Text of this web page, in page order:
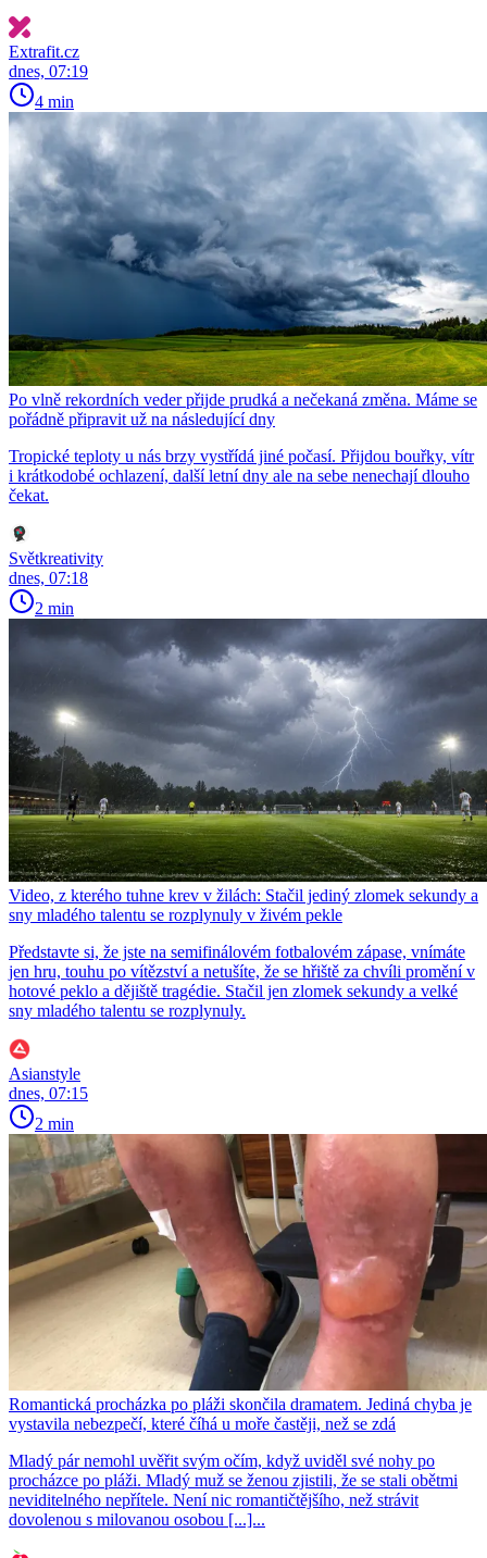
Extrafit.cz
dnes, 07:19
4 min
Po vlně rekordních veder přijde prudká a nečekaná změna. Máme se
pořádně připravit už na následující dny
Tropické teploty u nás brzy vystřídá jiné počasí. Přijdou bouřky, vítr
i krátkodobé ochlazení, další letní dny ale na sebe nenechají dlouho
čekat.
Světkreativity
dnes, 07:18
2 min
Video, z kterého tuhne krev v žilách: Stačil jediný zlomek sekundy a
sny mladého talentu se rozplynuly v živém pekle
Představte si, že jste na semifinálovém fotbalovém zápase, vnímáte
jen hru, touhu po vítězství a netušíte, že se hřiště za chvíli promění v
hotové peklo a dějiště tragédie. Stačil jen zlomek sekundy a velké
sny mladého talentu se rozplynuly.
Asianstyle
dnes, 07:15
2 min
Romantická procházka po pláži skončila dramatem. Jediná chyba je
vystavila nebezpečí, které číhá u moře častěji, než se zdá
Mladý pár nemohl uvěřit svým očím, když uviděl své nohy po
procházce po pláži. Mladý muž se ženou zjistili, že se stali obětmi
neviditelného nepřítele. Není nic romantičtějšího, než strávit
dovolenou s milovanou osobou [...]...